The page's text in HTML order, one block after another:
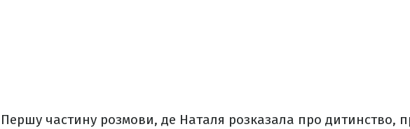
Першу частину розмови, де Наталя розказала про дитинство,